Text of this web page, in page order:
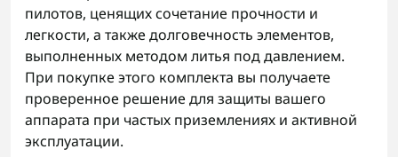
пилотов, ценящих сочетание прочности и
легкости, а также долговечность элементов,
выполненных методом литья под давлением.
При покупке этого комплекта вы получаете
проверенное решение для защиты вашего
аппарата при частых приземлениях и активной
эксплуатации.